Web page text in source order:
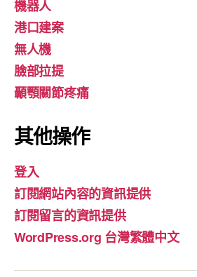
機器人
港口建案
無人機
臉部拉提
顳顎關節疼痛
其他操作
登入
訂閱網站內容的資訊提供
訂閱留言的資訊提供
WordPress.org 台灣繁體中文